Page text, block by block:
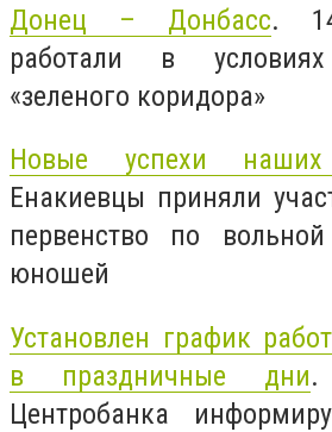
Донец – Донбасс. 14
работали в
«зеленого коридора»
Новые успехи наших
Енакиевцы приняли
первенство по
юношей
Установлен график
в праздничные дни.
Центробанка